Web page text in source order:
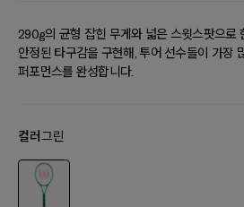
290g의 균형 잡힌 무게와 넓은 스윗스팟으로
안정된 타구감을 구현해, 투어 선수들이 가장
퍼포먼스를 완성합니다.
컬러그린